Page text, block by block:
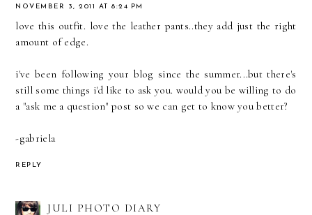
NOVEMBER 3, 2011 AT 8:24 PM
love this outfit. love the leather pants..they add just the right
amount of edge.
i've been following your blog since the summer...but there's
still some things i'd like to ask you. would you be willing to do
a "ask me a question" post so we can get to know you better?
-gabriela
REPLY
JULI PHOTO DIARY